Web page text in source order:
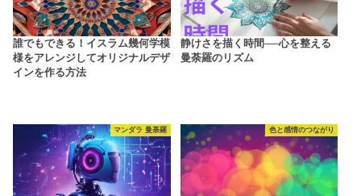
誰でもできる！イスラム幾何学模
様をアレンジしてオリジナルデザ
インを作る方法
静けさを描く時間──心を整える
曼荼羅のリズム
マンダラ 曼荼羅 色と感情のつながり